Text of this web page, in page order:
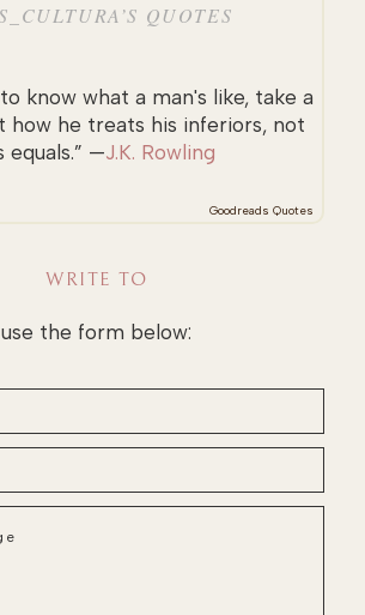
QUOTES
know what a man's like, take a
how he treats his inferiors, not
equals.” —J.K. Rowling
Goodreads Quotes
WRITE TO
use the form below: